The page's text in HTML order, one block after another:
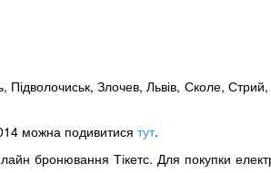
Підволочиськ, Злочев, Львів, Сколе,
можна подивитися тут.
бронювання Тікетс. Для покупки